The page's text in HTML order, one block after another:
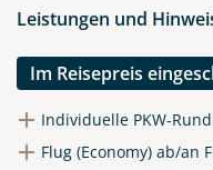
Leistungen und
Im Reisepreis
Individuelle PKW-
Flug (Economy) ab/an